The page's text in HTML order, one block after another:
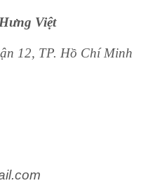
Việt
12, TP. Hồ Chí Minh